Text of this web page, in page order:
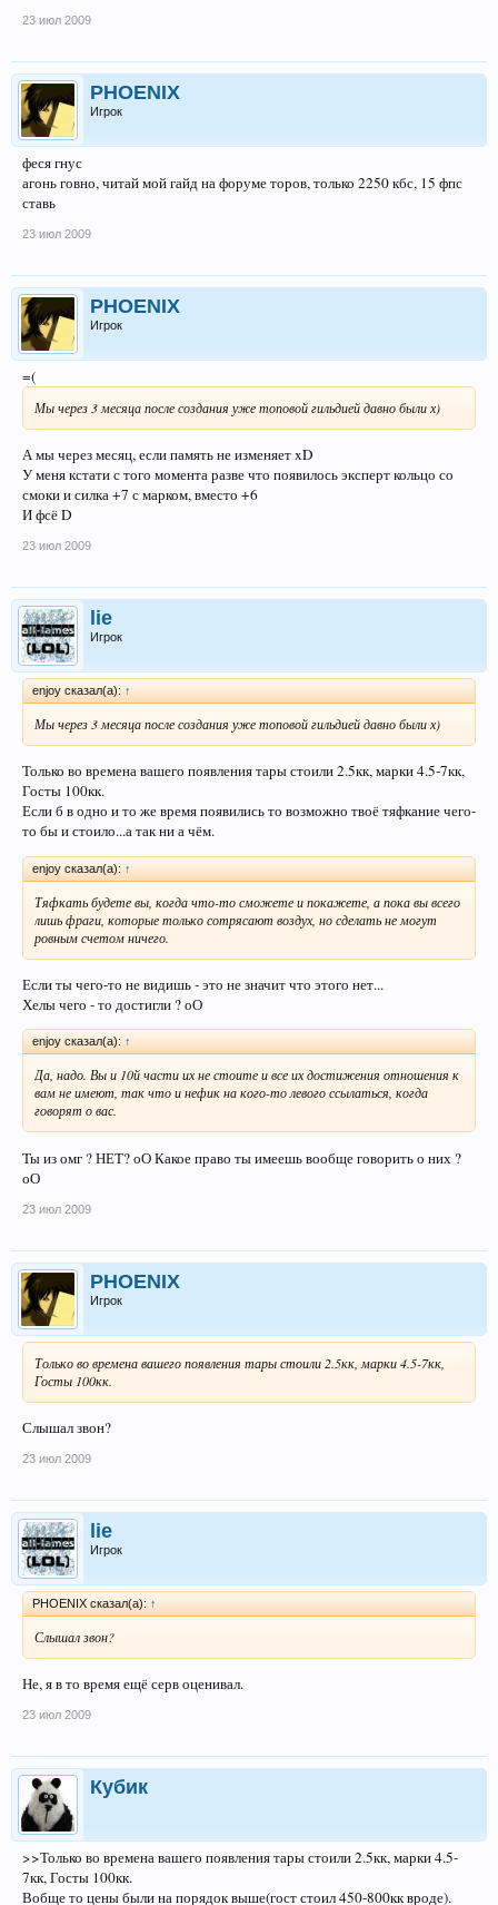
23 июл 2009
PHOENIX
Игрок
феся гнус
агонь говно, читай мой гайд на форуме торов, только 2250 кбс, 15 фпс
ставь
23 июл 2009
PHOENIX
Игрок
=(
Мы через 3 месяца после создания уже топовой гильдией давно были х)
А мы через месяц, если память не изменяет xD
У меня кстати с того момента разве что появилось эксперт кольцо со
смоки и силка +7 с марком, вместо +6
И фсё D
23 июл 2009
lie
Игрок
enjoy сказал(а): ↑
Мы через 3 месяца после создания уже топовой гильдией давно были х)
Только во времена вашего появления тары стоили 2.5кк, марки 4.5-7кк,
Госты 100кк.
Если б в одно и то же время появились то возможно твоё тяфкание чего-
то бы и стоило...а так ни а чём.
enjoy сказал(а): ↑
Тяфкать будете вы, когда что-то сможете и покажете, а пока вы всего
лишь фраги, которые только сотрясают воздух, но сделать не могут
ровным счетом ничего.
Если ты чего-то не видишь - это не значит что этого нет...
Хелы чего - то достигли ? оО
enjoy сказал(а): ↑
Да, надо. Вы и 10й части их не стоите и все их достижения отношения к
вам не имеют, так что и нефик на кого-то левого ссылаться, когда
говорят о вас.
Ты из омг ? НЕТ? оО Какое право ты имеешь вообще говорить о них ?
оО
23 июл 2009
PHOENIX
Игрок
Только во времена вашего появления тары стоили 2.5кк, марки 4.5-7кк,
Госты 100кк.
Слышал звон?
23 июл 2009
lie
Игрок
PHOENIX сказал(а): ↑
Слышал звон?
Не, я в то время ещё серв оценивал.
23 июл 2009
Кубик
>>Только во времена вашего появления тары стоили 2.5кк, марки 4.5-
7кк, Госты 100кк.
Вобще то цены были на порядок выше(гост стоил 450-800кк вроде).